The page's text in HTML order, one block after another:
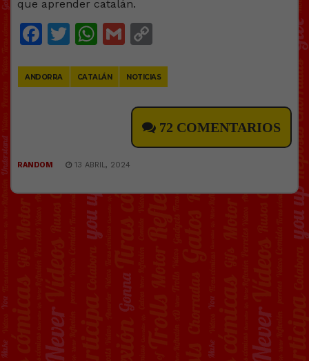
Facebook
Twitter
WhatsApp
Gmail
ANDORRA CATALÁN NOTICIAS
72 COMENTARIOS
RANDOM 13 ABRIL, 2024